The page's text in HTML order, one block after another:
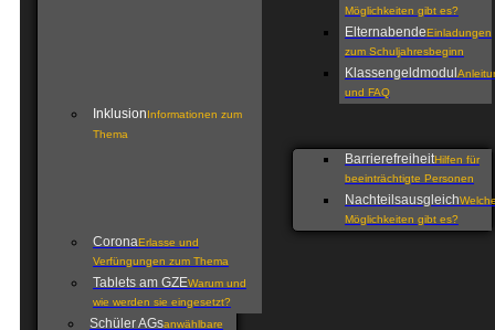
Möglichkeiten gibt es?
ElternabendeEinladungen
zum Schuljahresbeginn
Klassengeldmodul
und FAQ
InklusionInformationen zum
Thema
BarrierefreiheitHilfen für
beeinträchtigte Personen
Nachteilsausgleich
Möglichkeiten gibt es?
CoronaErlasse und
Verfüngungen zum Thema
Tablets am GZEWarum und
wie werden sie eingesetzt?
Schüler AGsanwählbare